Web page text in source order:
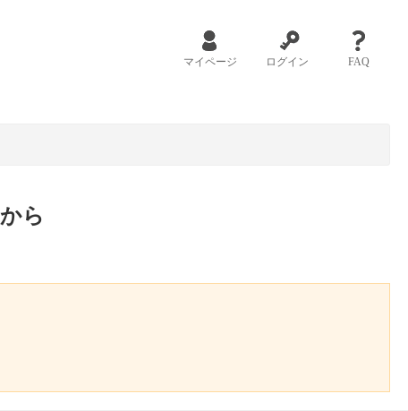
マイページ ログイン FAQ
から